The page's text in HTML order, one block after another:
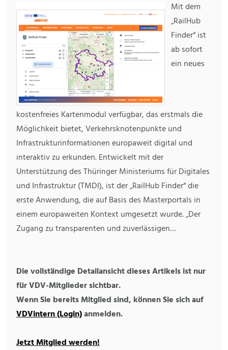
Mit dem
„RailHub
Finder“ ist
ab sofort
ein neues
kostenfreies Kartenmodul verfügbar, das erstmals die
Möglichkeit bietet, Verkehrsknotenpunkte und
Infrastrukturinformationen europaweit digital und
interaktiv zu erkunden. Entwickelt mit der
Unterstützung des Thüringer Ministeriums für Digitales
und Infrastruktur (TMDI), ist der „RailHub Finder“ die
erste Anwendung, die auf Basis des Masterportals in
einem europaweiten Kontext umgesetzt wurde. „Der
Zugang zu transparenten und zuverlässigen…
Die vollständige Detailansicht dieses Artikels ist nur
für VDV-Mitglieder sichtbar.
Wenn Sie bereits Mitglied sind, können Sie sich auf
VDVintern (Login)anmelden.
Jetzt Mitglied werden!